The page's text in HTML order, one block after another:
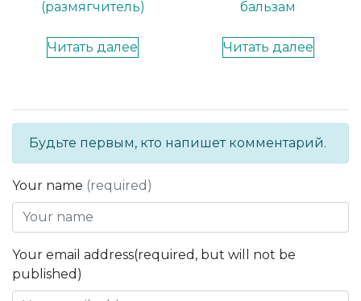
(размягчитель)
Читать далее
бальзам
Читать далее
Будьте первым, кто напишет комментарий.
Your name (required)
Your email address(required, but will not be
published)